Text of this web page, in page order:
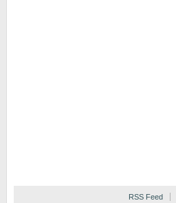
RSS Feed